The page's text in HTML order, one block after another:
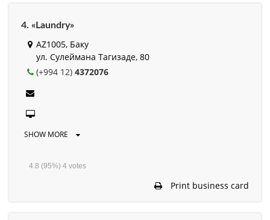
4. «Laundry»
AZ1005, Баку
ул. Сулеймана Тагизаде, 80
(+994 12) 4372076
SHOW MORE
4.8 (95%) 4votes
Print business card